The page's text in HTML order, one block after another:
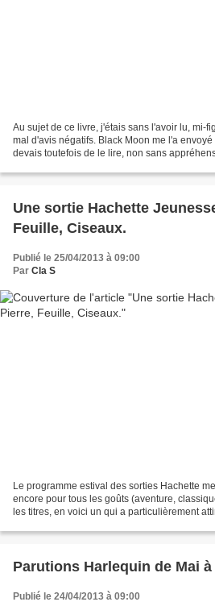
Au sujet de ce livre, j'étais sans l'avoir lu, mi-
mal d'avis négatifs. Black Moon me l'a
devais toutefois de le lire, non sans
Une sortie Hachette
Feuille, Ciseaux.
Publié le 25/04/2013 à 09:00
Par Cla S
Le programme estival des sorties Hachette
encore pour tous les goûts (aventure,
les titres, en voici un qui a particulièrement
Parutions Harlequin de Mai
Publié le 24/04/2013 à 09:00